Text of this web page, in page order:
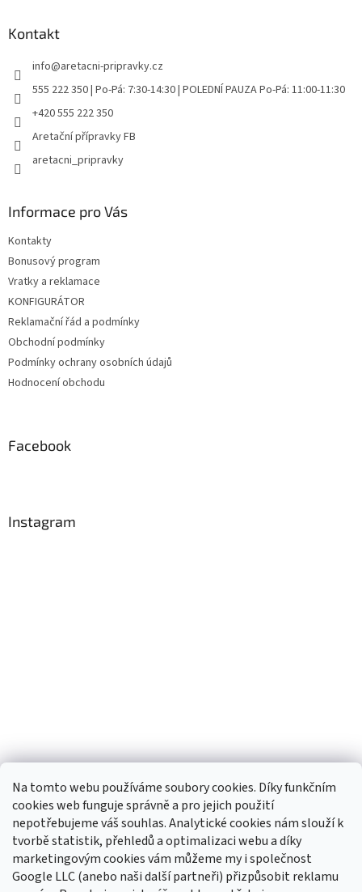
Na tomto webu používáme soubory cookies. Díky funkčním
cookies web funguje správně a pro jejich použití
nepotřebujeme váš souhlas. Analytické cookies nám slouží k
tvorbě statistik, přehledů a optimalizaci webu a díky
marketingovým cookies vám můžeme my i společnost
Google LLC (anebo naši další partneři) přizpůsobit reklamu
Kontakt
info@aretacni-pripravky.cz
555 222 350 | Po-Pá: 7:30-14:30 | POLEDNÍ PAUZA Po-Pá: 11:00-11:30
+420 555 222 350
Aretační přípravky FB
aretacni_pripravky
Informace pro Vás
Kontakty
Bonusový program
Vratky a reklamace
KONFIGURÁTOR
Reklamační řád a podmínky
Obchodní podmínky
Podmínky ochrany osobních údajů
Hodnocení obchodu
Facebook
Instagram
Sledovat na Instagramu
Odebírat newsletter
Vložte svůj e-mail a my vám budeme zasílat informace o nových